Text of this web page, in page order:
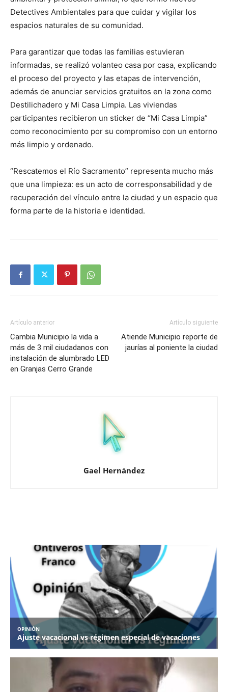
Detectives Ambientales para que cuidar y vigilar los
espacios naturales de su comunidad.
Para garantizar que todas las familias estuvieran
informadas, se realizó volanteo casa por casa, explicando
el proceso del proyecto y las etapas de intervención,
además de anunciar servicios gratuitos en la zona como
Destilichadero y Mi Casa Limpia. Las viviendas
participantes recibieron un sticker de “Mi Casa Limpia”
como reconocimiento por su compromiso con un entorno
más limpio y ordenado.
“Rescatemos el Río Sacramento” representa mucho más
que una limpieza: es un acto de corresponsabilidad y de
recuperación del vínculo entre la ciudad y un espacio que
forma parte de la historia e identidad.
Artículo anterior
Cambia Municipio la vida a
más de 3 mil ciudadanos con
instalación de alumbrado LED
en Granjas Cerro Grande
Artículo siguiente
Atiende Municipio reporte de
jaurías al poniente la ciudad
Gael Hernández